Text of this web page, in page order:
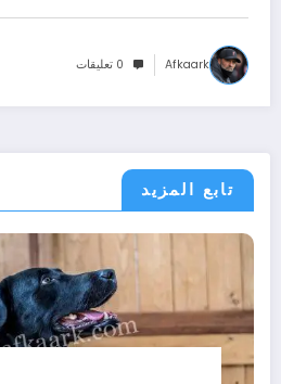
Afkaark 0 تعليقات
تابع المزيد